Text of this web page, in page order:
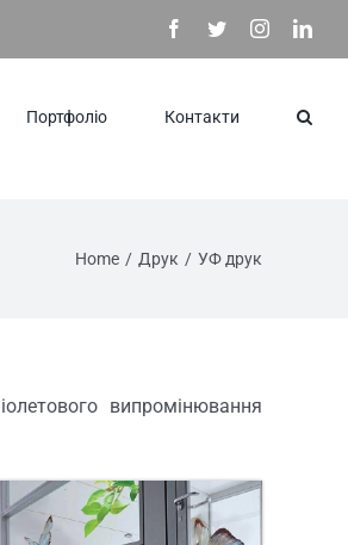
Facebook
TwitterInstagram
Портфоліо Контакти
Home / Друк / УФ друк
випромінювання